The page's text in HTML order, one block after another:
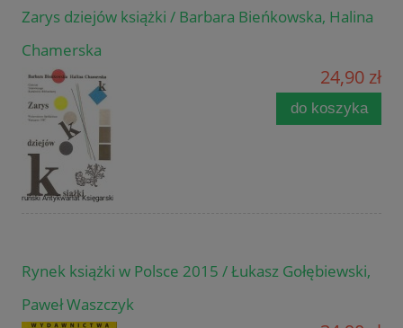
Zarys dziejów książki / Barbara Bieńkowska, Halina
Chamerska
24,90 zł
do koszyka
Rynek książki w Polsce 2015 / Łukasz Gołębiewski,
Paweł Waszczyk